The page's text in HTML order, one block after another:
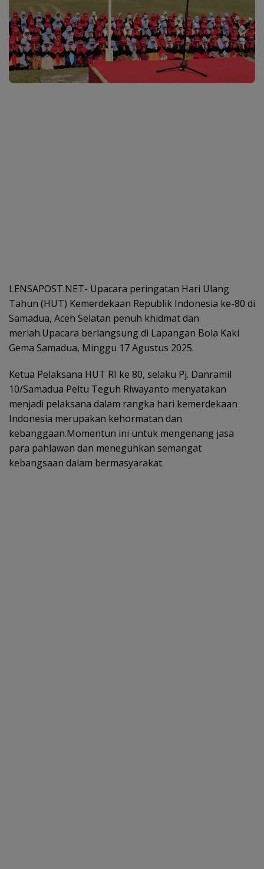
LENSAPOST.NET- Upacara peringatan Hari Ulang
Tahun (HUT) Kemerdekaan Republik Indonesia ke-80 di
Samadua, Aceh Selatan penuh khidmat dan
meriah.Upacara berlangsung di Lapangan Bola Kaki
Gema Samadua, Minggu 17 Agustus 2025.
Ketua Pelaksana HUT RI ke 80, selaku Pj. Danramil
10/Samadua Peltu Teguh Riwayanto menyatakan
menjadi pelaksana dalam rangka hari kemerdekaan
Indonesia merupakan kehormatan dan
kebanggaan.Momentun ini untuk mengenang jasa
para pahlawan dan meneguhkan semangat
kebangsaan dalam bermasyarakat.